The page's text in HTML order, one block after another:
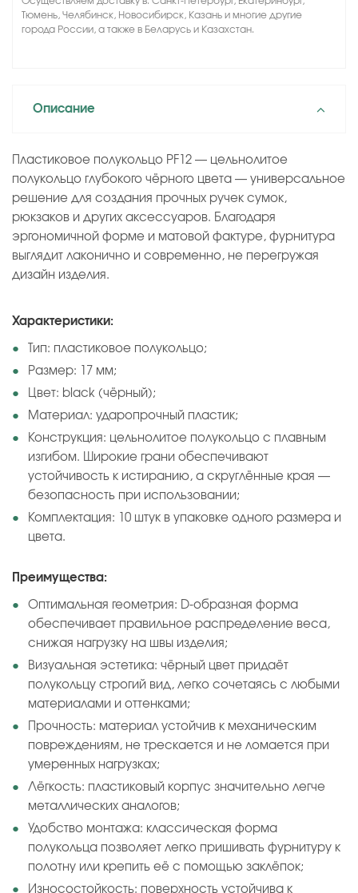
Тюмень, Челябинск, Новосибирск, Казань и многие другие
города России, а также в Беларусь и Казахстан.
Описание
Пластиковое полукольцо PF12 — цельнолитое
полукольцо глубокого чёрного цвета — универсальное
решение для создания прочных ручек сумок,
рюкзаков и других аксессуаров. Благодаря
эргономичной форме и матовой фактуре, фурнитура
выглядит лаконично и современно, не перегружая
дизайн изделия.
Характеристики:
Тип: пластиковое полукольцо;
Размер: 17 мм;
Цвет: black (чёрный);
Материал: ударопрочный пластик;
Конструкция: цельнолитое полукольцо с плавным
изгибом. Широкие грани обеспечивают
устойчивость к истиранию, а скруглённые края —
безопасность при использовании;
Комплектация: 10 штук в упаковке одного размера и
цвета.
Преимущества:
Оптимальная геометрия: D‑образная форма
обеспечивает правильное распределение веса,
снижая нагрузку на швы изделия;
Визуальная эстетика: чёрный цвет придаёт
полукольцу строгий вид, легко сочетаясь с любыми
материалами и оттенками;
Прочность: материал устойчив к механическим
повреждениям, не трескается и не ломается при
умеренных нагрузках;
Лёгкость: пластиковый корпус значительно легче
металлических аналогов;
Удобство монтажа: классическая форма
полукольца позволяет легко пришивать фурнитуру к
полотну или крепить её с помощью заклёпок;
Износостойкость: поверхность устойчива к